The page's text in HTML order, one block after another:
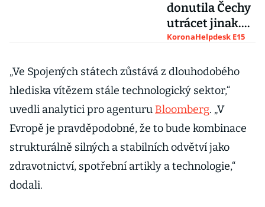
donutila Čechy
utrácet jinak.
Dali se na
alkoholu, bojí
se, že bude hůř
KoronaHelpdesk E15
„Ve Spojených státech zůstává z dlouhodobého
hlediska vítězem stále technologický sektor,“
uvedli analytici pro agenturu Bloomberg. „V
Evropě je pravděpodobné, že to bude kombinace
strukturálně silných a stabilních odvětví jako
zdravotnictví, spotřební artikly a technologie,“
dodali.